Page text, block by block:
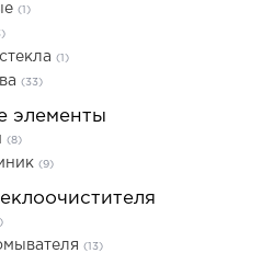
(1)
(1)
(33)
элементы
(8)
(9)
(13)